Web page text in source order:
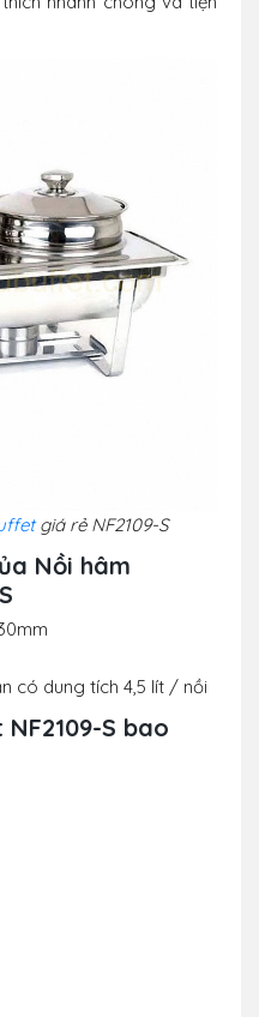
giá rẻ NF2109-S
Nồi hâm
có dung tích 4,5 lít / nồi
S bao